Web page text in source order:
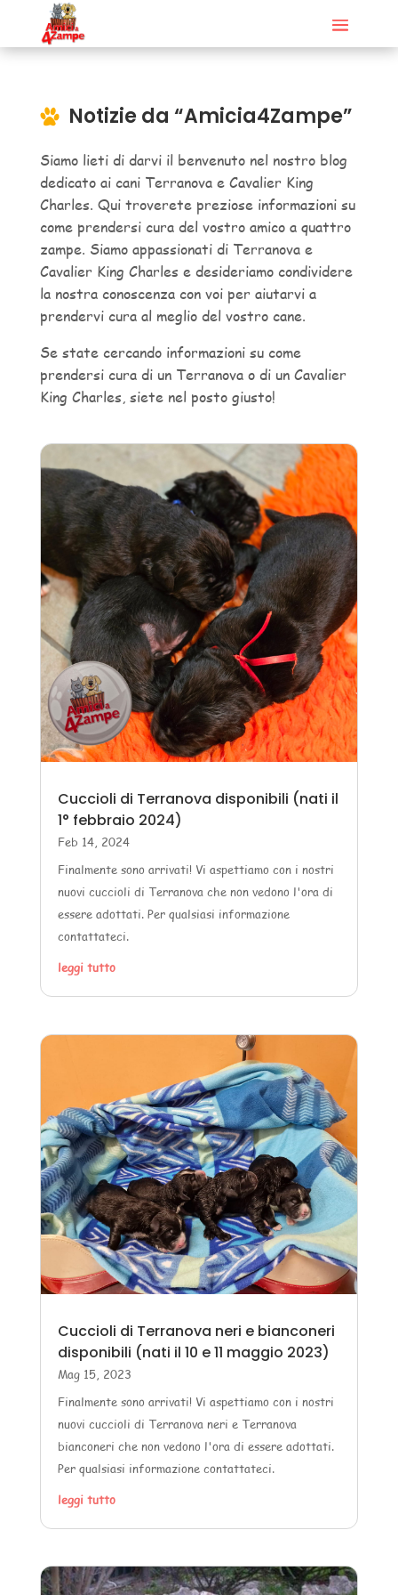
Notizie da “Amicia4Zampe”
Siamo lieti di darvi il benvenuto nel nostro blog
dedicato ai cani Terranova e Cavalier King
Charles. Qui troverete preziose informazioni su
come prendersi cura del vostro amico a quattro
zampe. Siamo appassionati di Terranova e
Cavalier King Charles e desideriamo condividere
la nostra conoscenza con voi per aiutarvi a
prendervi cura al meglio del vostro cane.
Se state cercando informazioni su come
prendersi cura di un Terranova o di un Cavalier
King Charles, siete nel posto giusto!
Cuccioli di Terranova disponibili (nati il
1° febbraio 2024)
Feb 14, 2024
Finalmente sono arrivati! Vi aspettiamo con i nostri
nuovi cuccioli di Terranova che non vedono l'ora di
essere adottati. Per qualsiasi informazione
contattateci.
leggi tutto
Cuccioli di Terranova neri e bianconeri
disponibili (nati il 10 e 11 maggio 2023)
Mag 15, 2023
Finalmente sono arrivati! Vi aspettiamo con i nostri
nuovi cuccioli di Terranova neri e Terranova
bianconeri che non vedono l'ora di essere adottati.
Per qualsiasi informazione contattateci.
leggi tutto